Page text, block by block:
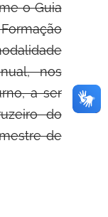
o Guia
nos
a ser
do
de